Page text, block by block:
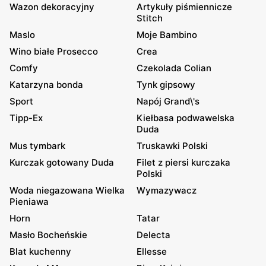
Wazon dekoracyjny
Artykuły piśmiennicze
Stitch
Maslo
Moje Bambino
Wino białe Prosecco
Crea
Comfy
Czekolada Colian
Katarzyna bonda
Tynk gipsowy
Sport
Napój Grand\'s
Tipp-Ex
Kiełbasa podwawelska
Duda
Mus tymbark
Truskawki Polski
Kurczak gotowany Duda
Filet z piersi kurczaka
Polski
Woda niegazowana Wielka
Pieniawa
Wymazywacz
Horn
Tatar
Masło Bocheńskie
Delecta
Blat kuchenny
Ellesse